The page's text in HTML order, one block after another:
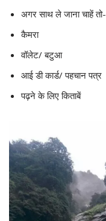
अगर साथ ले जाना चाहें तो-
कैमरा
वॉलेट/ बटुआ
आई डी कार्ड/ पहचान पत्र
पढ़ने के लिए किताबें